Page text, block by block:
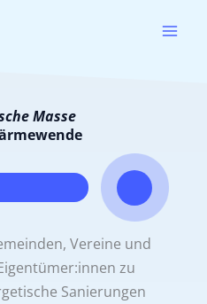
Masse
Vereine und
zu
Sanierungen